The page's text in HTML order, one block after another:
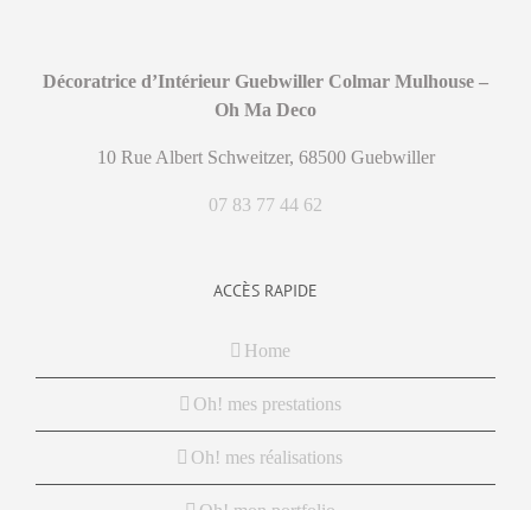
Décoratrice d’Intérieur Guebwiller Colmar Mulhouse –
Oh Ma Deco
10 Rue Albert Schweitzer, 68500 Guebwiller
07 83 77 44 62
ACCÈS RAPIDE
Home
Oh! mes prestations
Oh! mes réalisations